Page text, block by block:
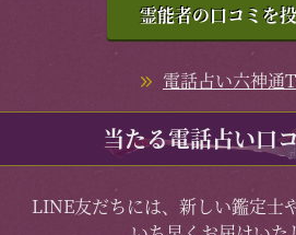
霊能者の口コミを
電話占い六神通
当たる電話占い口
LINE友だちには、新しい鑑定士